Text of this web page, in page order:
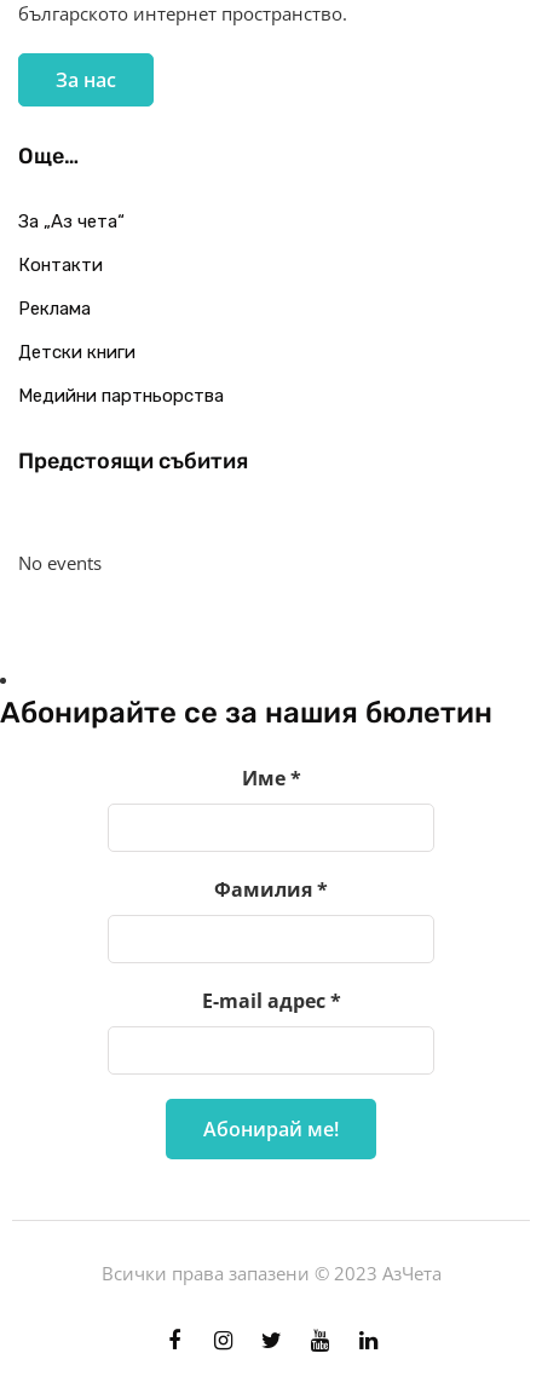
българското интернет пространство.
За нас
Още…
За „Аз чета“
Контакти
Реклама
Детски книги
Медийни партньорства
Предстоящи събития
No events
Абонирайте се за нашия бюлетин
Име*
Фамилия*
E-mail адрес*
Всички права запазени © 2023 АзЧета